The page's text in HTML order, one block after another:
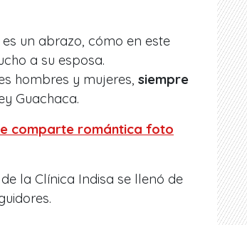
un abrazo, cómo en este
a su esposa.
hombres y mujeres, siempre
Guachaca.
comparte romántica foto
la Clínica Indisa se llenó de